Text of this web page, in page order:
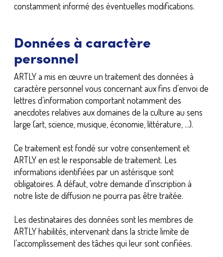
constamment informé des éventuelles modifications.
Données à caractère
personnel
ARTLY a mis en œuvre un traitement des données à
caractère personnel vous concernant aux fins d’envoi de
lettres d’information comportant notamment des
anecdotes relatives aux domaines de la culture au sens
large (art, science, musique, économie, littérature, ...).
Ce traitement est fondé sur votre consentement et
ARTLY en est le responsable de traitement. Les
informations identifiées par un astérisque sont
obligatoires. A défaut, votre demande d’inscription à
notre liste de diffusion ne pourra pas être traitée.
Les destinataires des données sont les membres de
ARTLY habilités, intervenant dans la stricte limite de
l’accomplissement des tâches qui leur sont confiées.